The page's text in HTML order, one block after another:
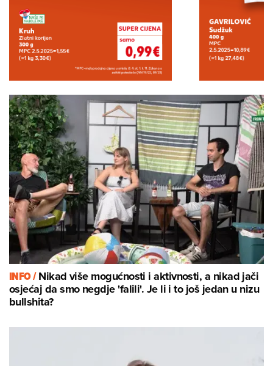
INFO /Nikad više mogućnosti i aktivnosti, a nikad jači
osjećaj da smo negdje 'falili'. Je li i to još jedan u nizu
bullshita?